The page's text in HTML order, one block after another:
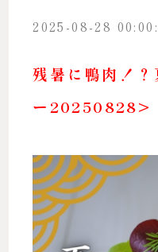
2025-08-28
残暑に鴨肉！
ー20250828>